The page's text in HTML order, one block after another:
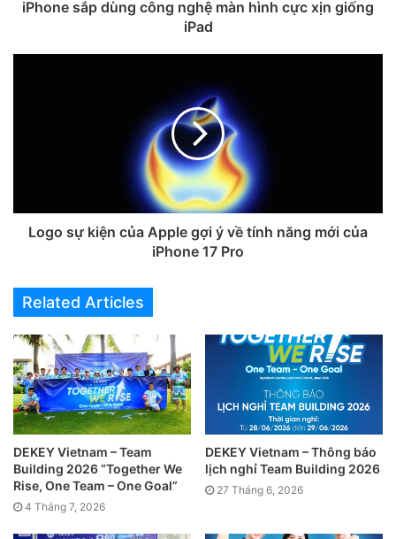
Thời gian nghỉ lễ:Thứ 3ngày 02/09/2025.
Thời gian làm việc trở lại:Thứ 4ngày 03/09/2025.
Trong thời gian nghỉ lễ, Quý khách hàng cần hỗ trợ
vui lòng liên hệ Hotline: 024 6688 3998 hoặc Email
info@dekey.com.vn. Tham khảo thông tin chi tiết tại:
iPhone sắp dùng công nghệ màn hình cực xịn giống
iPad
Logo sự kiện của Apple gợi ý về tính năng mới của
iPhone 17 Pro
Related Articles
DEKEY Vietnam – Team
Building 2026 “Together We
Rise, One Team – One Goal”
4 Tháng 7, 2026
DEKEY Vietnam – Thông báo
lịch nghỉ Team Building 2026
27 Tháng 6, 2026